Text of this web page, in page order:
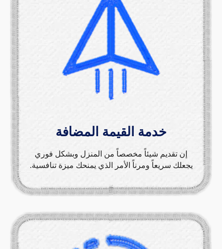
خدمة القيمة المضافة
إن تقديم شيئاً مخصصاً من المنزل وبشكل فوري
يجعلك سريعاً ومرناً الأمر الذي يمنحك ميزة تنافسية.